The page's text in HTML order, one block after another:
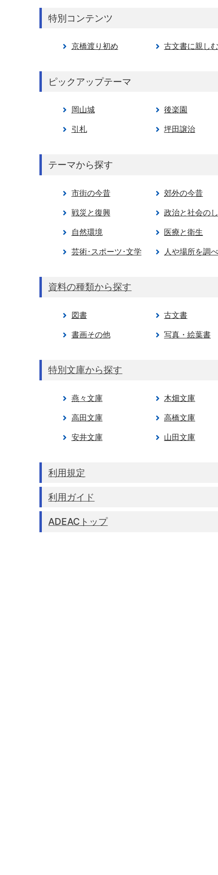
特別コンテンツ
京橋渡り初め 古文書に親し
ピックアップテーマ
岡山城
後楽園
引札
坪田譲治
テーマから探す
市街の今昔
郊外の今昔
戦災と復興
政治と社会の
自然環境
医療と衛生
芸術･スポーツ･文学
人や場所を調
資料の種類から探す
図書
古文書
書画その他
写真・絵葉書
特別文庫から探す
燕々文庫
木畑文庫
高田文庫
高橋文庫
安井文庫
山田文庫
利用規定
利用ガイド
ADEACトップ